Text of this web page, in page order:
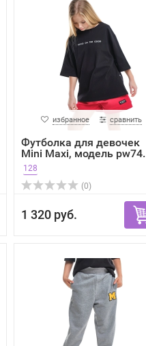
избранное сравнить
Футболка для девочек
Mini Maxi, модель
128
(0)
1 320 руб.